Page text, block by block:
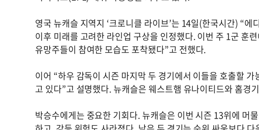
영국 뉴캐슬 지역지 ‘크로니클 라이브’는 14일(한국시간) “
이후 미래를 고려한 라인업 구상을 인정했다. 이번 주 1군 훈
유망주들이 참여한 모습도 포착됐다”고 전했다.
이어 “하우 감독이 시즌 마지막 두 경기에서 이들을 호출할
고 있다”고 설명했다. 뉴캐슬은 웨스트햄 유나이티드와 홈경
박승수에게는 중요한 기회다. 뉴캐슬은 이번 시즌 13위에 머